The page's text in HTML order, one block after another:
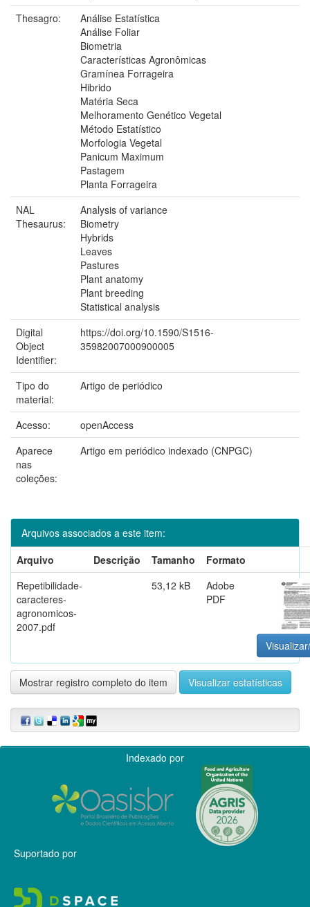
Thesagro:
Análise Estatística
Análise Foliar
Biometria
Características Agronômicas
Gramínea Forrageira
Hibrido
Matéria Seca
Melhoramento Genético Vegetal
Método Estatístico
Morfologia Vegetal
Panicum Maximum
Pastagem
Planta Forrageira
NAL
Thesaurus:
Analysis of variance
Biometry
Hybrids
Leaves
Pastures
Plant anatomy
Plant breeding
Statistical analysis
Digital
Object
Identifier:
https://doi.org/10.1590/S1516-
35982007000900005
Tipo do
material:
Artigo de periódico
Acesso:
openAccess
Aparece
nas
coleções:
Artigo em periódico indexado (CNPGC)
Arquivos associados a este item:
Arquivo
Descrição Tamanho
Formato
Repetibilidade-
caracteres-
agronomicos-
2007.pdf
53,12 kB
Adobe
PDF
Mostrar registro completo do item Visualizar estatísticas
Indexado por
Suportado por